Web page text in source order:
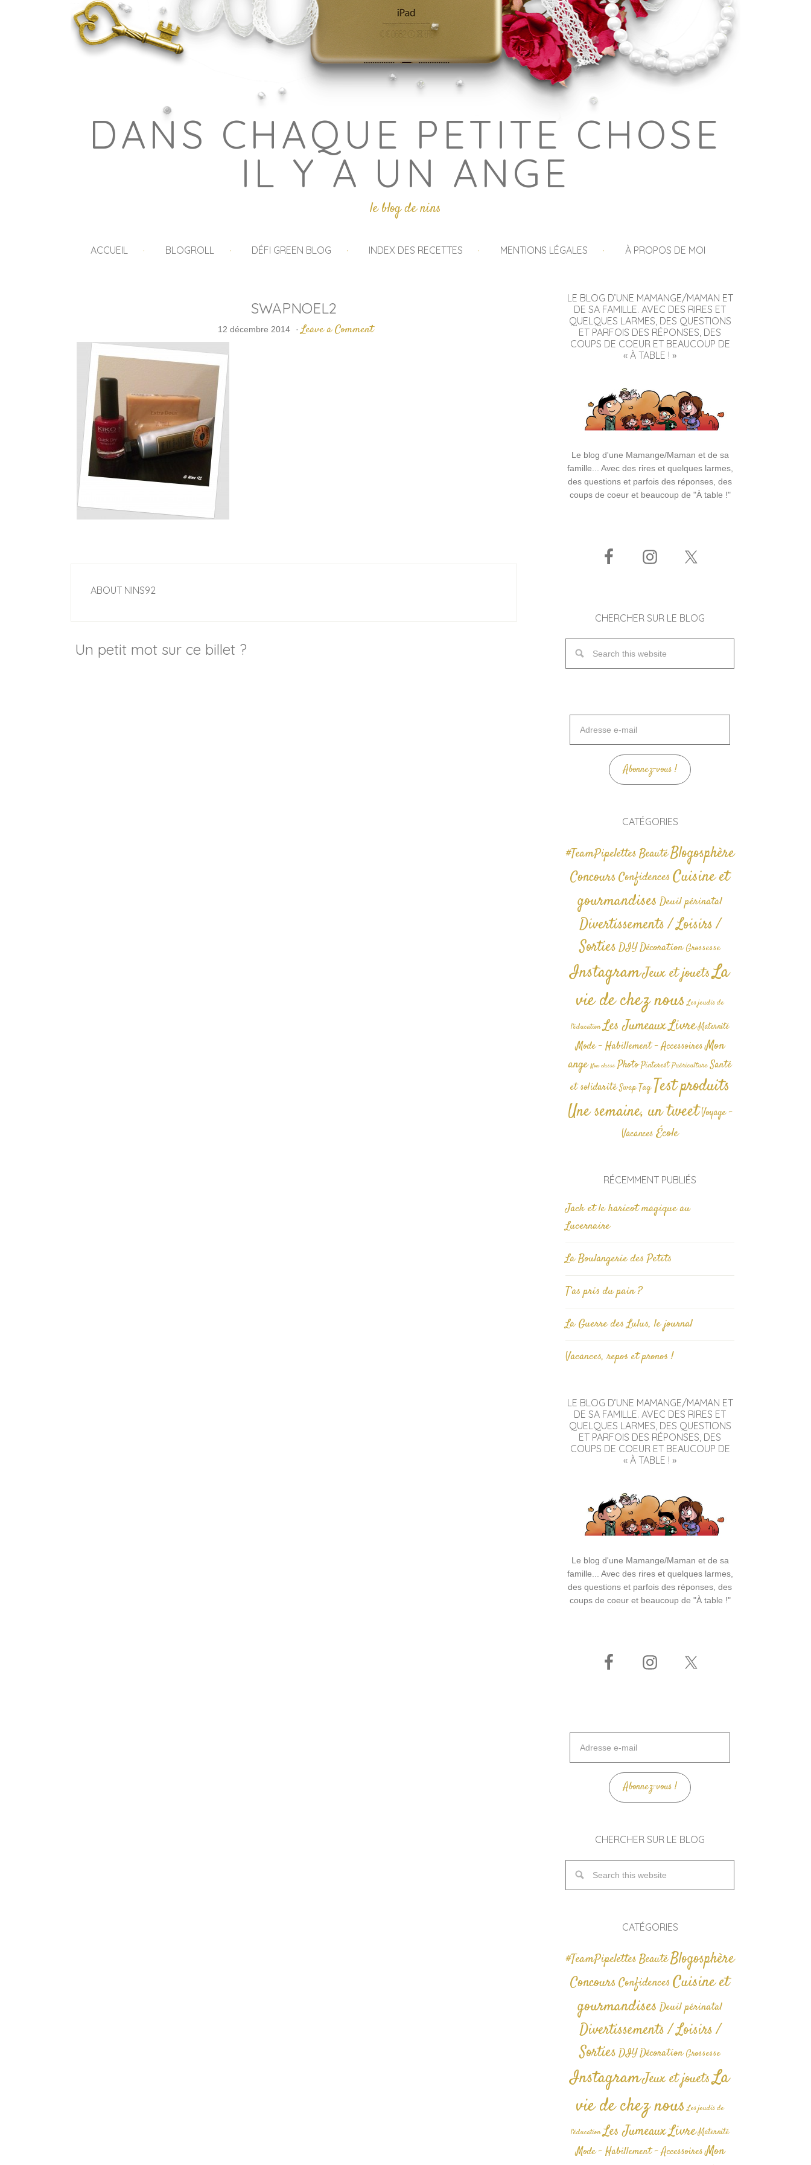
DANS CHAQUE PETITE CHOSE
IL Y A UN ANGE
le blog de nins
ACCUEIL BLOGROLL DÉFI GREEN BLOG INDEX DES RECETTES MENTIONS LÉGALES À PROPOS DE MOI
SWAPNOEL2
12 décembre 2014 · Leave a Comment
ABOUT NINS92
Un petit mot sur ce billet ?
LE BLOG D’UNE MAMANGE/MAMAN ET
DE SA FAMILLE. AVEC DES RIRES ET
QUELQUES LARMES, DES QUESTIONS
ET PARFOIS DES RÉPONSES, DES
COUPS DE COEUR ET BEAUCOUP DE
« À TABLE ! »
Le blog d'une Mamange/Maman et de sa
famille... Avec des rires et quelques larmes,
des questions et parfois des réponses, des
coups de coeur et beaucoup de "À table !"
CHERCHER SUR LE BLOG
mail
Abonnez-vous !
CATÉGORIES
#TeamPipelettesBeautéBlogosphère
ConcoursConfidences Cuisine et
gourmandises Deuil périnatal
Divertissements / Loisirs /
SortiesDIYDécoration Grossesse
InstagramJeux et jouetsLa
vie de chez nous Les jeudis de
l'éducation Les JumeauxLivre Maternité
Mode - Habillement - AccessoiresMon
ange Non classé Photo Pinterest Puériculture Santé
et solidarité Swap TagTest produits
Une semaine, un tweetVoyage -
Vacances École
RÉCEMMENT PUBLIÉS
Jack et le haricot magique au
Lucernaire
La Boulangerie des Petits
T’as pris du pain ?
La Guerre des Lulus, le journal
Vacances, repos et pronos !
LE BLOG D’UNE MAMANGE/MAMAN ET
DE SA FAMILLE. AVEC DES RIRES ET
QUELQUES LARMES, DES QUESTIONS
ET PARFOIS DES RÉPONSES, DES
COUPS DE COEUR ET BEAUCOUP DE
« À TABLE ! »
Le blog d'une Mamange/Maman et de sa
famille... Avec des rires et quelques larmes,
des questions et parfois des réponses, des
coups de coeur et beaucoup de "À table !"
mail
Abonnez-vous !
CHERCHER SUR LE BLOG
CATÉGORIES
#TeamPipelettesBeautéBlogosphère
ConcoursConfidences Cuisine et
gourmandises Deuil périnatal
Divertissements / Loisirs /
SortiesDIYDécoration Grossesse
InstagramJeux et jouetsLa
vie de chez nous Les jeudis de
l'éducation Les JumeauxLivre Maternité
Mode - Habillement - AccessoiresMon